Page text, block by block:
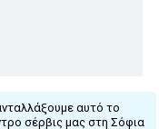
αυτό το
σέρβις μας στη Σόφια